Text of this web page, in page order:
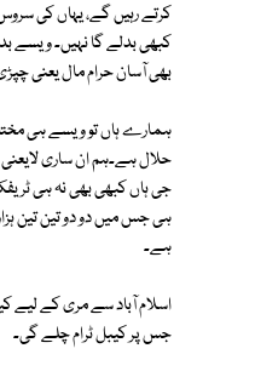
کرتے رہیں گے، یہاں کی
کبھی بدلے گا نہیں۔ ویسے
بھی آسان حرام مال یعنی
ہمارے ہاں تو ویسے ہی
حلال ہے۔ہم ان ساری
جی ہاں کبھی بھی نہ ہی
ہی جس میں دو دو تین تین
ہے۔
اسلام آباد سے مری کے لیے
جس پر کیبل ٹرام چلے گی۔